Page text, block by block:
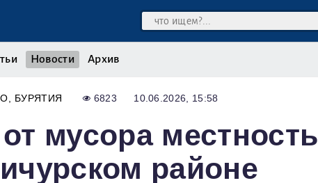
Новости Архив
БУРЯТИЯ 6823 10.06.2026, 15:58
мусора местность
районе